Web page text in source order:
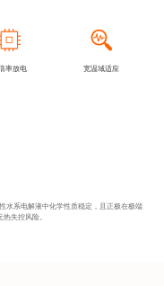
率放电 宽温域适应
水系电解液中化学性质稳定，且正极在极端
失控风险。